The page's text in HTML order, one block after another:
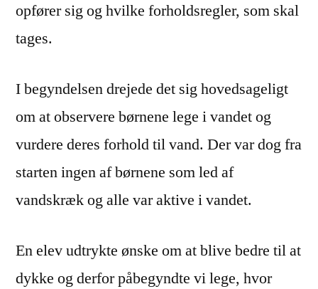
opfører sig og hvilke forholdsregler, som skal
tages.
I begyndelsen drejede det sig hovedsageligt
om at observere børnene lege i vandet og
vurdere deres forhold til vand. Der var dog fra
starten ingen af børnene som led af
vandskræk og alle var aktive i vandet.
En elev udtrykte ønske om at blive bedre til at
dykke og derfor påbegyndte vi lege, hvor